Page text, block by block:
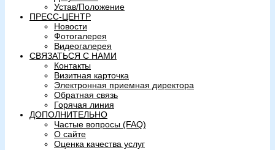
Устав/Положение
ПРЕСС-ЦЕНТР
Новости
Фотогалерея
Видеогалерея
СВЯЗАТЬСЯ С НАМИ
Контакты
Визитная карточка
Электронная приемная директора
Обратная связь
Горячая линия
ДОПОЛНИТЕЛЬНО
Частые вопросы (FAQ)
О сайте
Оценка качества услуг